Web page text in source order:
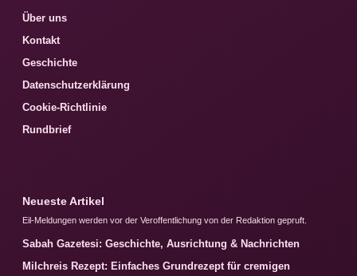
Über uns
Kontakt
Geschichte
Datenschutzerklärung
Cookie-Richtlinie
Rundbrief
Neueste Artikel
Eil-Meldungen werden vor der Veroffentlichung von der Redaktion gepruft.
Sabah Gazetesi: Geschichte, Ausrichtung & Nachrichten
Milchreis Rezept: Einfaches Grundrezept für cremigen